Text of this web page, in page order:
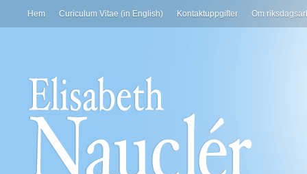
Hem Curiculum Vitae (in English) Kontaktuppgifter Om